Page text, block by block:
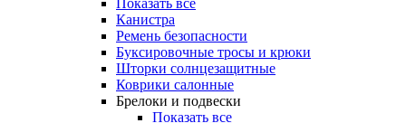
Показать все
Канистра
Ремень безопасности
Буксировочные тросы и крюки
Шторки солнцезащитные
Коврики салонные
Брелоки и подвески
Показать все